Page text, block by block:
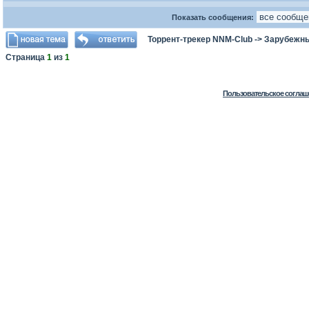
Показать сообщения:
Торрент-трекер NNM-Club ->
Страница 1 из 1
Пользовательское